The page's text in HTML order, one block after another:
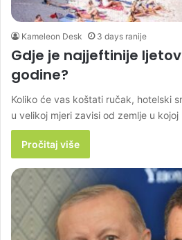
Kameleon Desk 3 days ranije
Gdje je najjeftinije
godine?
Koliko će vas koštati ručak, hotelski
u velikoj mjeri zavisi od zemlje u
Pročitaj više